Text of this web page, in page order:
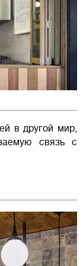
в другой мир,
связь с